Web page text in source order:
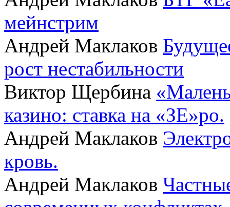
мейнстрим
Андрей Маклаков
рост нестабильности
Виктор Щербина
казино: ставка на «ЗЕ»ро.
Андрей Маклаков
кровь.
Андрей Маклаков